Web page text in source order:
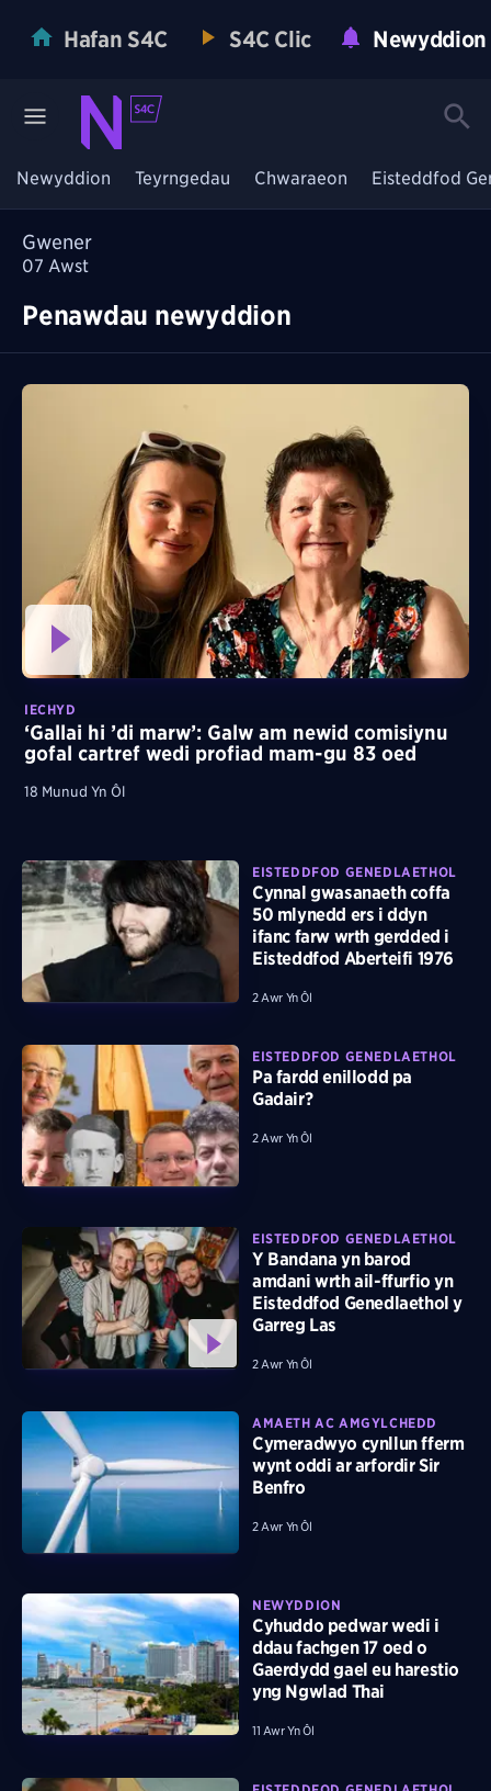
Hafan S4C S4C Clic Newyddion
Newyddion Teyrngedau Chwaraeon Eisteddfod
Penawdau newyddion
Gwener
07 Awst
IECHYD
‘Gallai hi ’di marw’: Galw am newid comisiynu
gofal cartref wedi profiad mam-gu 83 oed
18 Munud Yn Ôl
EISTEDDFOD GENEDLAETHOL
Cynnal gwasanaeth coffa
50 mlynedd ers i ddyn
ifanc farw wrth gerdded i
Eisteddfod Aberteifi 1976
2 Awr Yn Ôl
EISTEDDFOD GENEDLAETHOL
Pa fardd enillodd pa
Gadair?
2 Awr Yn Ôl
EISTEDDFOD GENEDLAETHOL
Y Bandana yn barod
amdani wrth ail-ffurfio yn
Eisteddfod Genedlaethol y
Garreg Las
2 Awr Yn Ôl
AMAETH AC AMGYLCHEDD
Cymeradwyo cynllun fferm
wynt oddi ar arfordir Sir
Benfro
2 Awr Yn Ôl
NEWYDDION
Cyhuddo pedwar wedi i
ddau fachgen 17 oed o
Gaerdydd gael eu harestio
yng Ngwlad Thai
11 Awr Yn Ôl